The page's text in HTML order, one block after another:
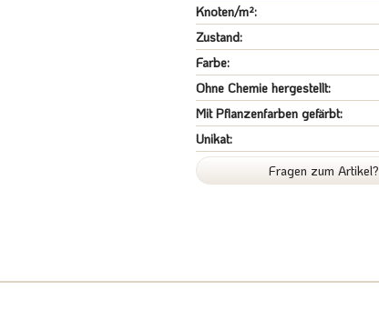
Knoten/m²:
Zustand:
Farbe:
Ohne Chemie hergestellt:
Mit Pflanzenfarben gefärbt:
Unikat:
Fragen zum Artikel?